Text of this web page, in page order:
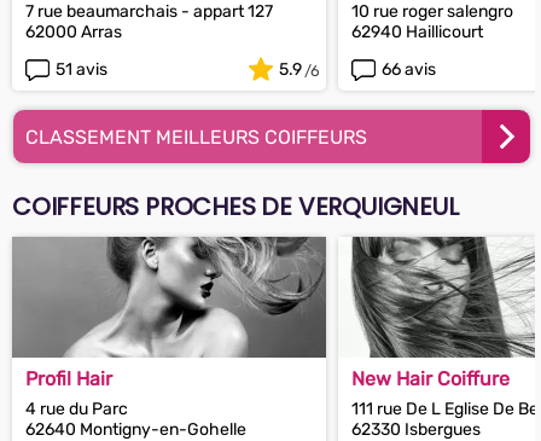
7 rue beaumarchais - appart 127
62000 Arras
51 avis
5.9
10 rue roger salengro
62940 Haillicourt
66 avis
CLASSEMENT MEILLEURS COIFFEURS
COIFFEURS PROCHES DE VERQUIGNEUL
Profil Hair
4 rue du Parc
62640 Montigny-en-Gohelle
New Hair Coiffure
111 rue De L Eglise De
62330 Isbergues